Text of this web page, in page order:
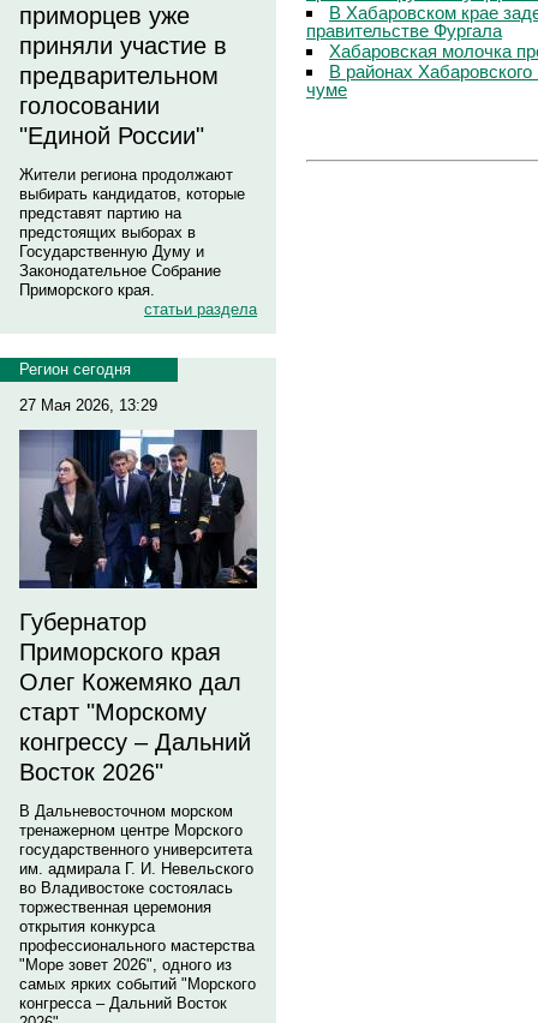
приморцев уже
приняли участие в
предварительном
голосовании
"Единой России"
Жители региона продолжают
выбирать кандидатов, которые
представят партию на
предстоящих выборах в
Государственную Думу и
Законодательное Собрание
Приморского края.
статьи раздела
Регион сегодня
27 Мая 2026, 13:29
Губернатор
Приморского края
Олег Кожемяко дал
старт "Морскому
конгрессу – Дальний
Восток 2026"
В Дальневосточном морском
тренажерном центре Морского
государственного университета
им. адмирала Г. И. Невельского
во Владивостоке состоялась
торжественная церемония
открытия конкурса
профессионального мастерства
"Море зовет 2026", одного из
самых ярких событий "Морского
конгресса – Дальний Восток
В Хабаровском крае
правительстве Фургала
Хабаровская молочка
В районах
чуме